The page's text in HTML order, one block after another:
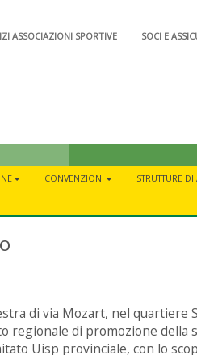
ASSOCIAZIONI SPORTIVE SOCI E
CONVENZIONI STRUTTURE DI
di via Mozart, nel quartiere
regionale di promozione della
Uisp provinciale, con lo